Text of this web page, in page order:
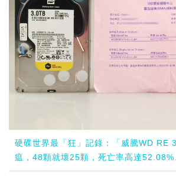
硬碟世界最「狂」記錄：「威騰WD RE
瘟，48顆就壞25顆，死亡率高達